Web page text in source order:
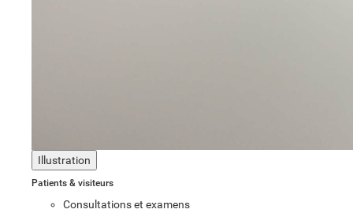
Illustration
Patients & visiteurs
Consultations et examens